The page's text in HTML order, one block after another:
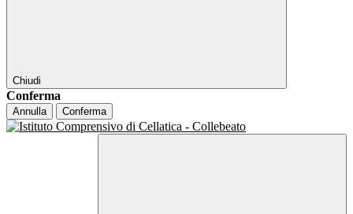
Chiudi
Conferma
Annulla Conferma